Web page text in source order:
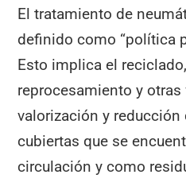
El tratamiento de
definido como “política
Esto implica el
reprocesamiento y
valorización y
cubiertas que se
circulación y como